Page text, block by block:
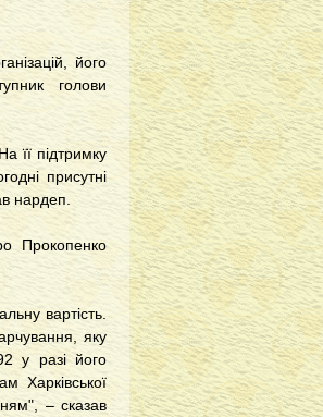
його
голови
її підтримку
присутні
нардеп.
Прокопенко
вартість.
яку
у разі його
Харківської
– сказав